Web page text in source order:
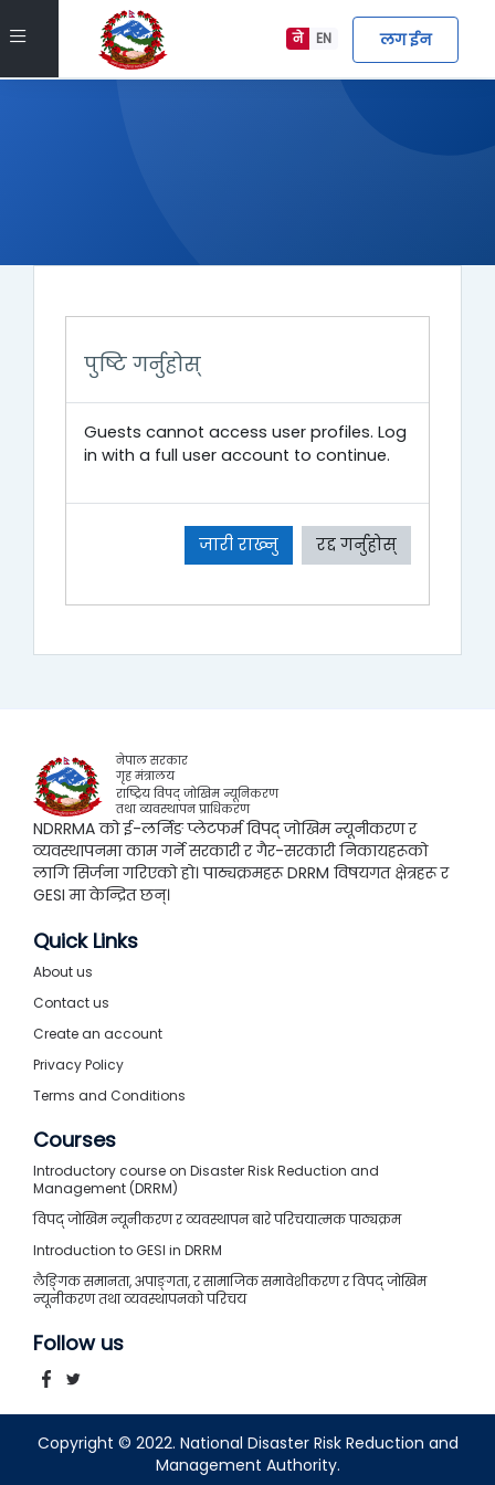
Side panel EN
ने लग ईन
मुख्य सामग्रीमा स्किप गर्नुहोस्
पुष्टि गर्नुहोस्
Guests cannot access user profiles. Log
in with a full user account to continue.
जारी राख्नु रद्द गर्नुहोस्
नेपाल सरकार
गृह मंत्रालय
राष्ट्रिय विपद् जोखिम न्यूनिकरण
तथा व्यवस्थापन प्राधिकरण
NDRRMA को ई-लर्निङ प्लेटफर्म विपद् जोखिम न्यूनीकरण र
व्यवस्थापनमा काम गर्ने सरकारी र गैर-सरकारी निकायहरूको
लागि सिर्जना गरिएको हो। पाठ्यक्रमहरू DRRM विषयगत क्षेत्रहरू र
GESI मा केन्द्रित छन्।
Quick Links
About us
Contact us
Create an account
Privacy Policy
Terms and Conditions
Courses
Introductory course on Disaster Risk Reduction and
Management (DRRM)
विपद् जोखिम न्यूनीकरण र व्यवस्थापन बारे परिचयात्मक पाठ्यक्रम
Introduction to GESI in DRRM
लैङ्गिक समानता, अपाङ्गता, र सामाजिक समावेशीकरण र विपद् जोखिम
न्यूनीकरण तथा व्यवस्थापनको परिचय
Follow us
Copyright © 2022. National Disaster Risk Reduction and
Management Authority.